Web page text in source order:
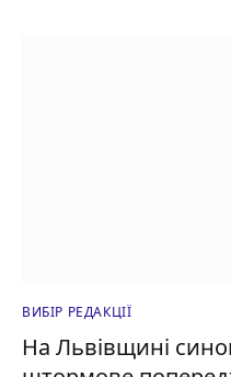
ВИБІР РЕДАКЦІЇ
На Львівщині